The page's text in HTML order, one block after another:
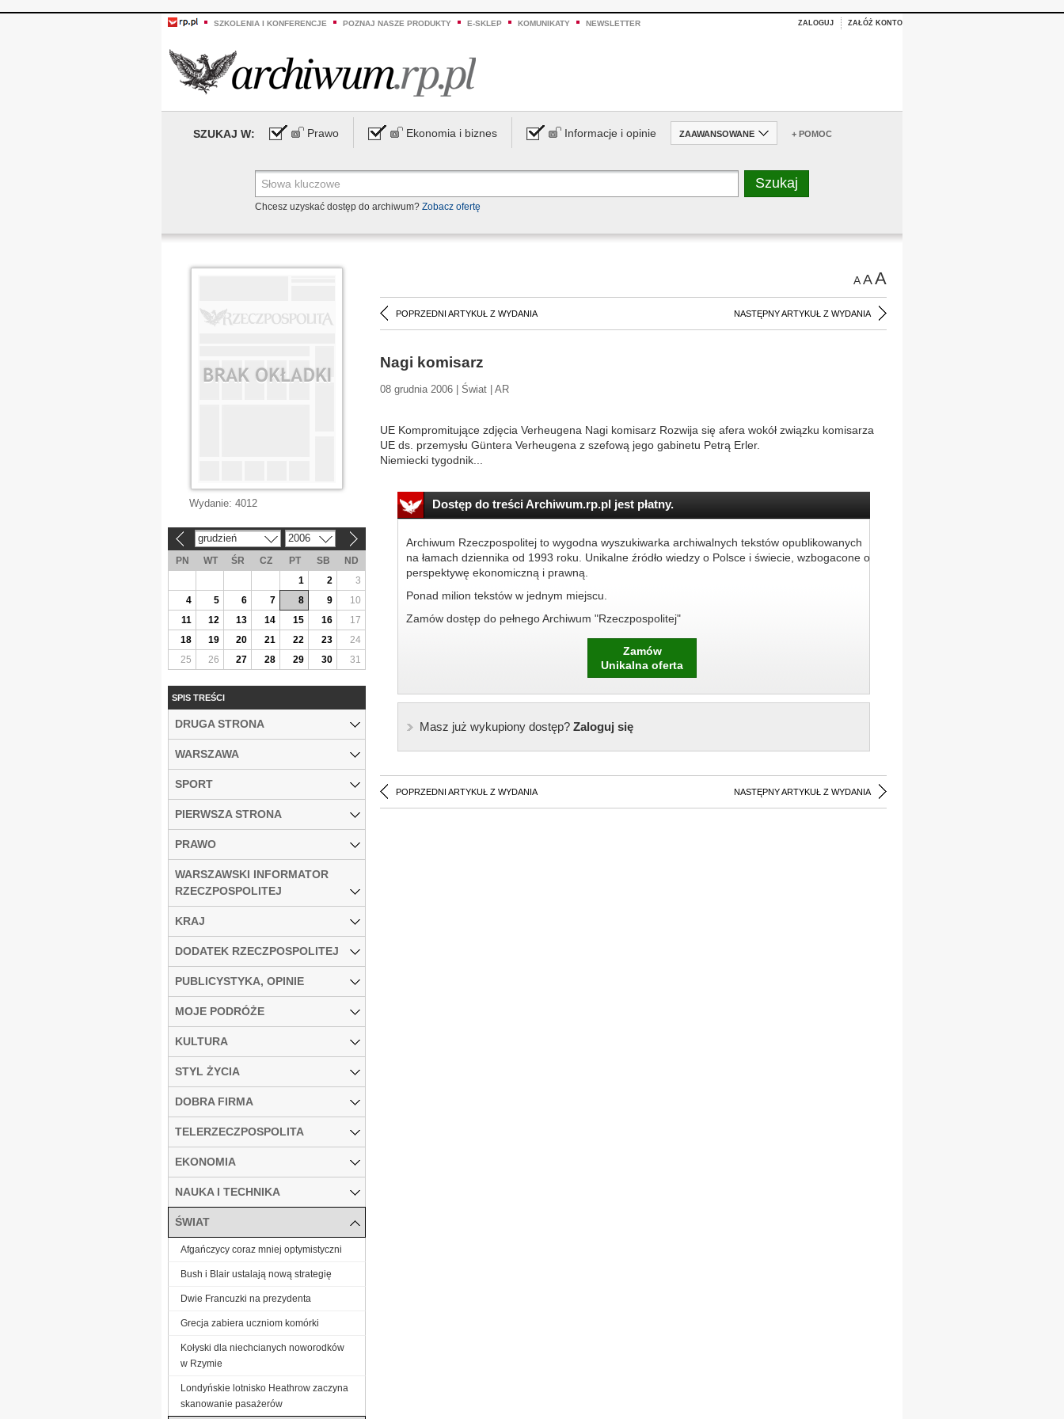
SZKOLENIA I KONFERENCJE POZNAJ NASZE PRODUKTY E-SKLEP KOMUNIKATY NEWSLETTER ZALOGUJ ZAŁÓŻ KONTO
SZUKAJ W: Prawo Ekonomia i biznes Informacje i opinie ZAAWANSOWANE + POMOC
Chcesz uzyskać dostęp do archiwum? Zobacz ofertę
AAA
POPRZEDNI ARTYKUŁ Z WYDANIA NASTĘPNY ARTYKUŁ Z WYDANIA
Nagi komisarz
08 grudnia 2006 | Świat | AR
UE Kompromitujące zdjęcia Verheugena Nagi komisarz Rozwija się afera wokół związku komisarza
UE ds. przemysłu Güntera Verheugena z szefową jego gabinetu Petrą Erler.
Niemiecki tygodnik...
Dostęp do treści Archiwum.rp.pl jest płatny.
Archiwum Rzeczpospolitej to wygodna wyszukiwarka archiwalnych tekstów opublikowanych
na łamach dziennika od 1993 roku. Unikalne źródło wiedzy o Polsce i świecie, wzbogacone o
perspektywę ekonomiczną i prawną.
Ponad milion tekstów w jednym miejscu.
Zamów dostęp do pełnego Archiwum "Rzeczpospolitej"
Zamów
Unikalna oferta
Masz już wykupiony dostęp?Zaloguj się
POPRZEDNI ARTYKUŁ Z WYDANIA NASTĘPNY ARTYKUŁ Z WYDANIA
Wydanie: 4012
grudzień 2006
PN WT ŚR CZ PT SB
ND
1
2
3
4
5 6 7 8 9
10
11
12 13 14 15 16
17
18
19 20 21 22 23
24
25
26 27 28 29 30 31
SPIS TREŚCI
DRUGA STRONA
WARSZAWA
SPORT
PIERWSZA STRONA
PRAWO
WARSZAWSKI INFORMATOR
RZECZPOSPOLITEJ
KRAJ
DODATEK RZECZPOSPOLITEJ
PUBLICYSTYKA, OPINIE
MOJE PODRÓŻE
KULTURA
STYL ŻYCIA
DOBRA FIRMA
TELERZECZPOSPOLITA
EKONOMIA
NAUKA I TECHNIKA
ŚWIAT
Afgańczycy coraz mniej optymistyczni
Bush i Blair ustalają nową strategię
Dwie Francuzki na prezydenta
Grecja zabiera uczniom komórki
Kołyski dla niechcianych noworodków
w Rzymie
Londyńskie lotnisko Heathrow zaczyna
skanowanie pasażerów